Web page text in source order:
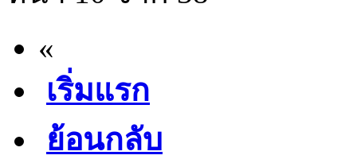
«
เริ่มแรก
ย้อนกลับ